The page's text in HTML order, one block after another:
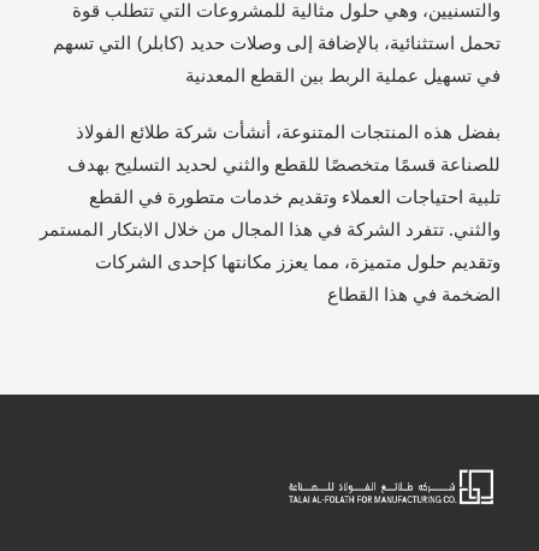
والتسنيين، وهي حلول مثالية للمشروعات التي تتطلب قوة
تحمل استثنائية، بالإضافة إلى وصلات حديد (كابلر) التي تسهم
في تسهيل عملية الربط بين القطع المعدنية
بفضل هذه المنتجات المتنوعة، أنشأت شركة طلائع الفولاذ
للصناعة قسمًا متخصصًا للقطع والثني لحديد التسليح بهدف
تلبية احتياجات العملاء وتقديم خدمات متطورة في القطع
والثني. تتفرد الشركة في هذا المجال من خلال الابتكار المستمر
وتقديم حلول متميزة، مما يعزز مكانتها كإحدى الشركات
الضخمة في هذا القطاع